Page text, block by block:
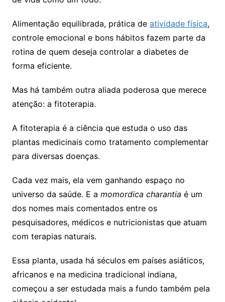
Alimentação equilibrada, prática de atividade física,
controle emocional e bons hábitos fazem parte da
rotina de quem deseja controlar a diabetes de
forma eficiente.
Mas há também outra aliada poderosa que merece
atenção: a fitoterapia.
A fitoterapia é a ciência que estuda o uso das
plantas medicinais como tratamento complementar
para diversas doenças.
Cada vez mais, ela vem ganhando espaço no
universo da saúde. E a momordica charantia é um
dos nomes mais comentados entre os
pesquisadores, médicos e nutricionistas que atuam
com terapias naturais.
Essa planta, usada há séculos em países asiáticos,
africanos e na medicina tradicional indiana,
começou a ser estudada mais a fundo também pela